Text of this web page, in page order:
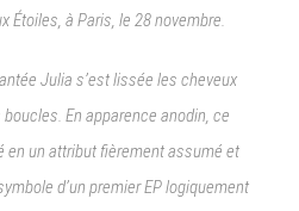
Étoiles, à Paris, le 28 novembre.
Julia s’est lissée les cheveux
En apparence anodin, ce
en un attribut fièrement assumé et
d’un premier EP logiquement